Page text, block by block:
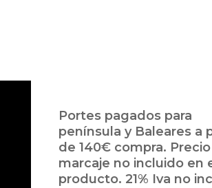
Portes pagados para
península y Baleares a
de 140€ compra.
marcaje no incluido en
producto. 21% Iva no